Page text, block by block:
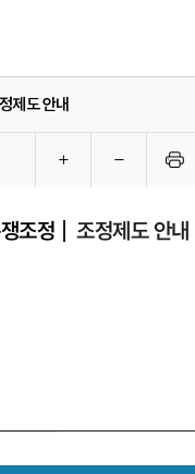
제도 안내
글자
크기
글자
크기
인쇄
조정 조정제도 안내